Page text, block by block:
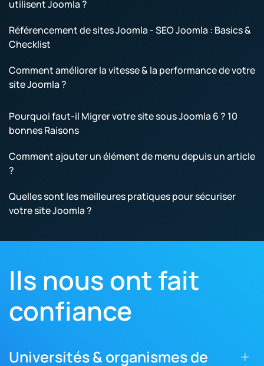
utilisent Joomla ?
Référencement de sites Joomla - SEO Joomla : Basics &
Checklist
Comment améliorer la vitesse & la performance de votre
site Joomla ?
Pourquoi faut-il Migrer votre site sous Joomla 6 ? 10
bonnes Raisons
Comment ajouter un élément de menu depuis un article
?
Quelles sont les meilleures pratiques pour sécuriser
votre site Joomla ?
Ils nous ont fait
confiance
Universités & organismes de